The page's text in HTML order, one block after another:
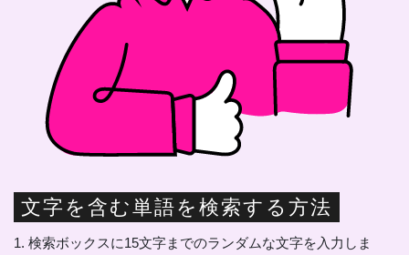
文字を含む単語を検索する方法
1. 検索ボックスに15文字までのランダムな文字を入力しま